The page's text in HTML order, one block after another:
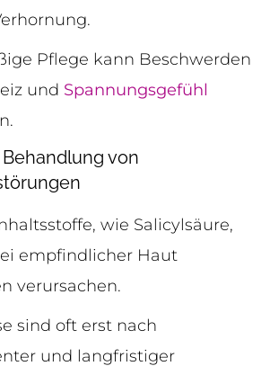
Pflege kann Beschwerden
und Spannungsgefühl
von
wie Salicylsäure,
empfindlicher Haut
verursachen.
sind oft erst nach
und langfristiger